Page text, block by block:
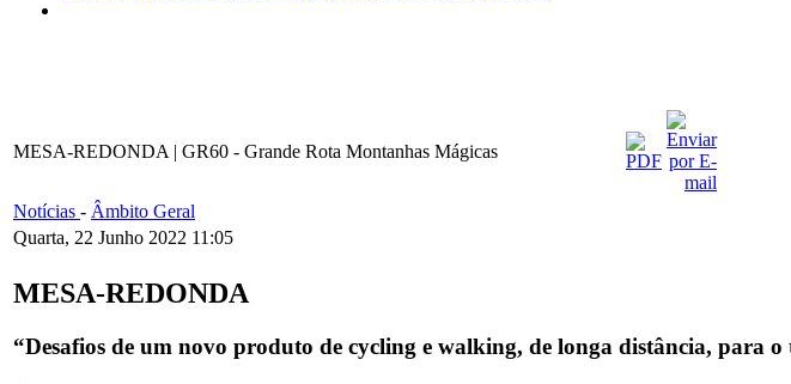
MESA-REDONDA | GR60 - Grande Rota Montanhas Mágicas
Notícias - Âmbito Geral
Quarta, 22 Junho 2022 11:05
MESA-REDONDA
“Desafios de um novo produto de cycling e walking, de longa distância, para